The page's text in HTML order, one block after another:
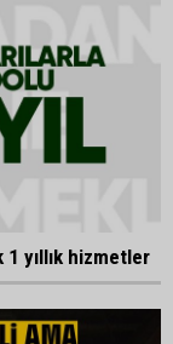
1 yıllık hizmetler